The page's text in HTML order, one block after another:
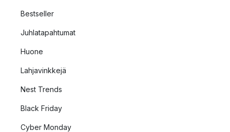
Bestseller
Juhlatapahtumat
Huone
Lahjavinkkejä
Nest Trends
Black Friday
Cyber Monday